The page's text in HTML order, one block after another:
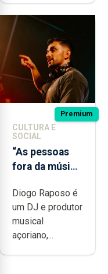
Premium
CULTURA E
SOCIAL
“As pessoas
fora da música
noção do quão
difícil é
produzir uma
música”
Diogo Raposo é
um DJ e produtor
musical
açoriano,...